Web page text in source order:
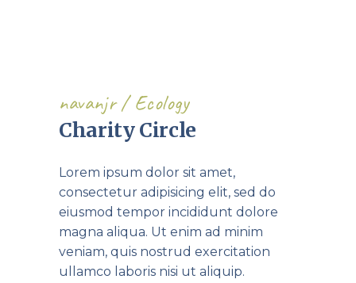
navanjr Ecology
Charity Circle
Lorem ipsum dolor sit amet,
consectetur adipisicing elit, sed do
eiusmod tempor incididunt dolore
magna aliqua. Ut enim ad minim
veniam, quis nostrud exercitation
ullamco laboris nisi ut aliquip.